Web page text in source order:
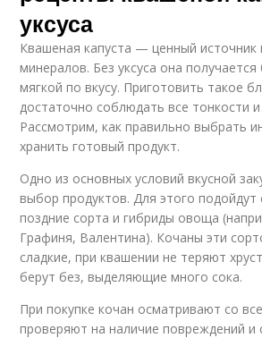
уксуса
Квашеная капуста — ценный источник
минералов. Без уксуса она
мягкой по вкусу. Приготовить такое
достаточно соблюдать все тонкости
Рассмотрим, как правильно выбрать
хранить готовый продукт.
Одно из основных условий вкусной
выбор продуктов. Для этого подойдут
поздние сорта и гибриды овоща
Графиня, Валентина). Кочаны эти
сладкие, при квашении не теряют
берут без, выделяющие много сока.
При покупке кочан осматривают со
проверяют на наличие повреждений и